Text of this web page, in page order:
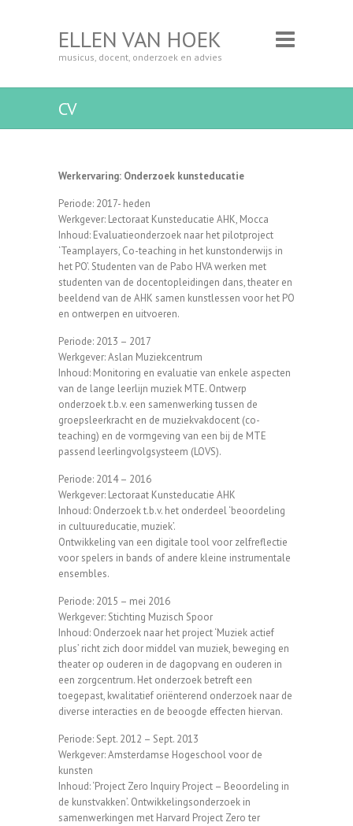
ELLEN VAN HOEK
musicus, docent, onderzoek en advies
CV
Werkervaring: Onderzoek kunsteducatie
Periode: 2017- heden
Werkgever: Lectoraat Kunsteducatie AHK, Mocca
Inhoud: Evaluatieonderzoek naar het pilotproject
‘Teamplayers, Co-teaching in het kunstonderwijs in
het PO’. Studenten van de Pabo HVA werken met
studenten van de docentopleidingen dans, theater en
beeldend van de AHK samen kunstlessen voor het PO
en ontwerpen en uitvoeren.
Periode: 2013 – 2017
Werkgever: Aslan Muziekcentrum
Inhoud: Monitoring en evaluatie van enkele aspecten
van de lange leerlijn muziek MTE. Ontwerp
onderzoek t.b.v. een samenwerking tussen de
groepsleerkracht en de muziekvakdocent (co-
teaching) en de vormgeving van een bij de MTE
passend leerlingvolgsysteem (LOVS).
Periode: 2014 – 2016
Werkgever: Lectoraat Kunsteducatie AHK
Inhoud: Onderzoek t.b.v. het onderdeel ‘beoordeling
in cultuureducatie, muziek’.
Ontwikkeling van een digitale tool voor zelfreflectie
voor spelers in bands of andere kleine instrumentale
ensembles.
Periode: 2015 – mei 2016
Werkgever: Stichting Muzisch Spoor
Inhoud: Onderzoek naar het project ‘Muziek actief
plus’ richt zich door middel van muziek, beweging en
theater op ouderen in de dagopvang en ouderen in
een zorgcentrum. Het onderzoek betreft een
toegepast, kwalitatief oriënterend onderzoek naar de
diverse interacties en de beoogde effecten hiervan.
Periode: Sept. 2012 – Sept. 2013
Werkgever: Amsterdamse Hogeschool voor de
kunsten
Inhoud: ‘Project Zero Inquiry Project – Beoordeling in
de kunstvakken’. Ontwikkelingsonderzoek in
samenwerkingen met Harvard Project Zero ter